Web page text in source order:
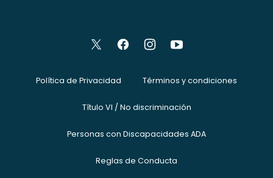
Política de Privacidad Términos y condiciones
Título VI / No discriminación
Personas con Discapacidades ADA
Reglas de Conducta